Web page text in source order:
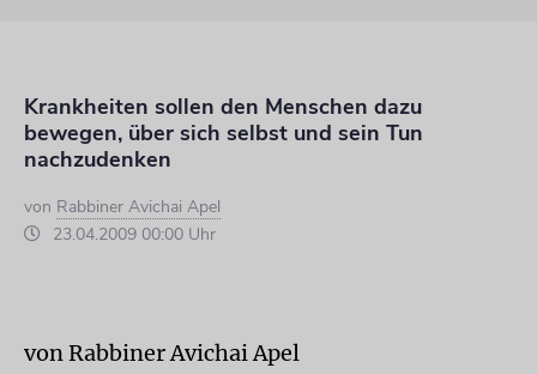
Krankheiten sollen den Menschen dazu
bewegen, über sich selbst und sein Tun
nachzudenken
von Rabbiner Avichai Apel
23.04.2009 00:00 Uhr
von Rabbiner Avichai Apel